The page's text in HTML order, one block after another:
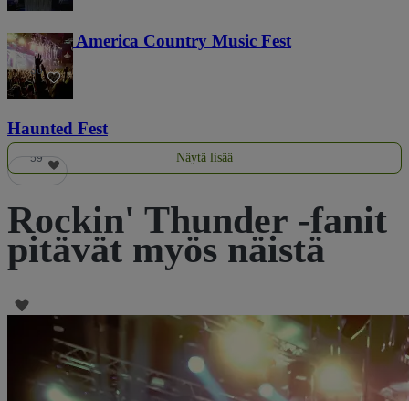
Voices of America Country Music Fest
36
Haunted Fest
59 Näytä lisää
Rockin' Thunder -fanit
pitävät myös näistä